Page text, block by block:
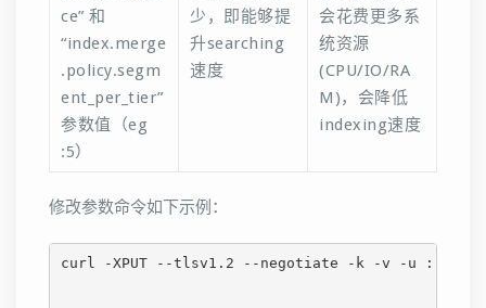
ce” 和
“index.merge
.policy.segm
ent_per_tier”
参数值（eg
:5）
少，即能够提
升searching
速度
会花费更多系
统资源
(CPU/IO/RA
M)，会降低
indexing速度
修改参数命令如下示例：
curl -XPUT --tlsv1.2 --negotiate -k -v -u :